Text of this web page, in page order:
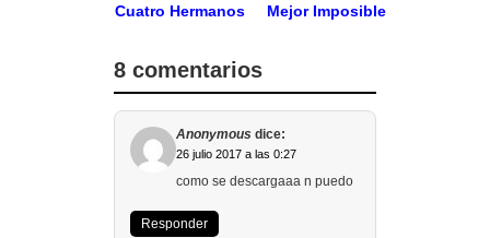
Cuatro Hermanos Mejor Imposible
8 comentarios
Anonymous dice:
26 julio 2017 a las 0:27
como se descargaaa n puedo
Responder